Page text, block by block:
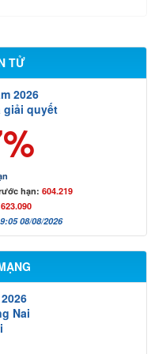
TỬ
2026
giải quyết
hạn: 604.219
623.090
08/08/2026
Nai